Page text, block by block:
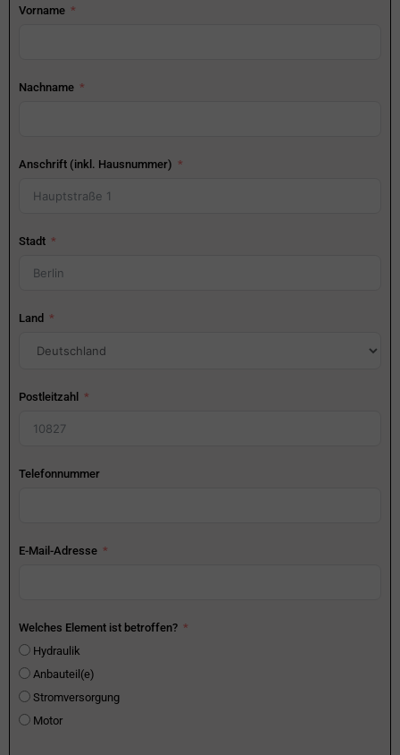
Vorname
Nachname
Anschrift (inkl. Hausnummer)
Stadt
Land
Postleitzahl
Telefonnummer
E-Mail-Adresse
Welches Element ist betroffen?
Hydraulik
Anbauteil(e)
Stromversorgung
Motor